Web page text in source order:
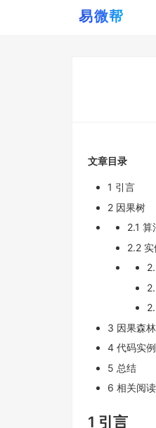
文章目录
1 引言
2 因果树
2.1 算
2.2
3 因果森林
4 代码实例
5 总结
6 相关阅读
1 引言